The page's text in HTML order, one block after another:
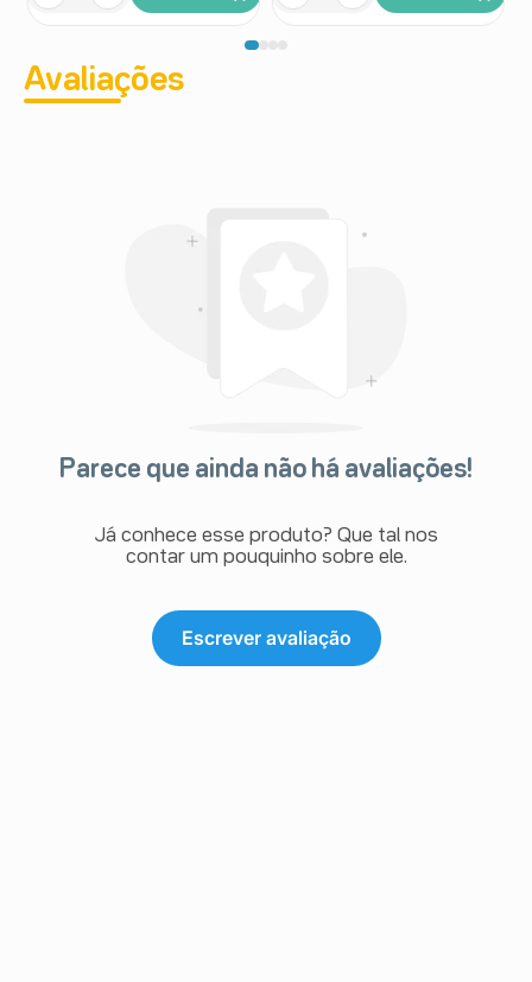
Avaliações
Parece que ainda não há avaliações!
Já conhece esse produto? Que tal nos
contar um pouquinho sobre ele.
Escrever avaliação